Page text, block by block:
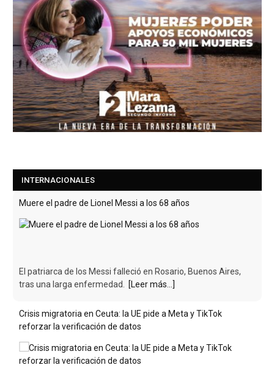
INTERNACIONALES
Muere el padre de Lionel Messi a los 68 años
El patriarca de los Messi falleció en Rosario, Buenos Aires,
tras una larga enfermedad.
[Leer más...]
Crisis migratoria en Ceuta: la UE pide a Meta y TikTok
reforzar la verificación de datos